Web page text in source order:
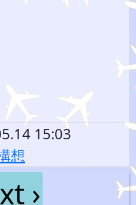
15:03
想
›